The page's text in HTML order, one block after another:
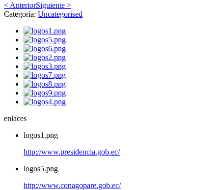
< AnteriorSiguiente >
Categoría: Uncategorised
enlaces
logos1.png
http://www.presidencia.gob.ec/
logos5.png
http://www.conagopare.gob.ec/